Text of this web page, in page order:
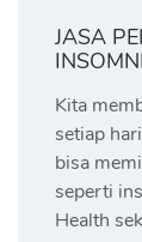
JASA
Kita
setiap
bisa
seperti
Health